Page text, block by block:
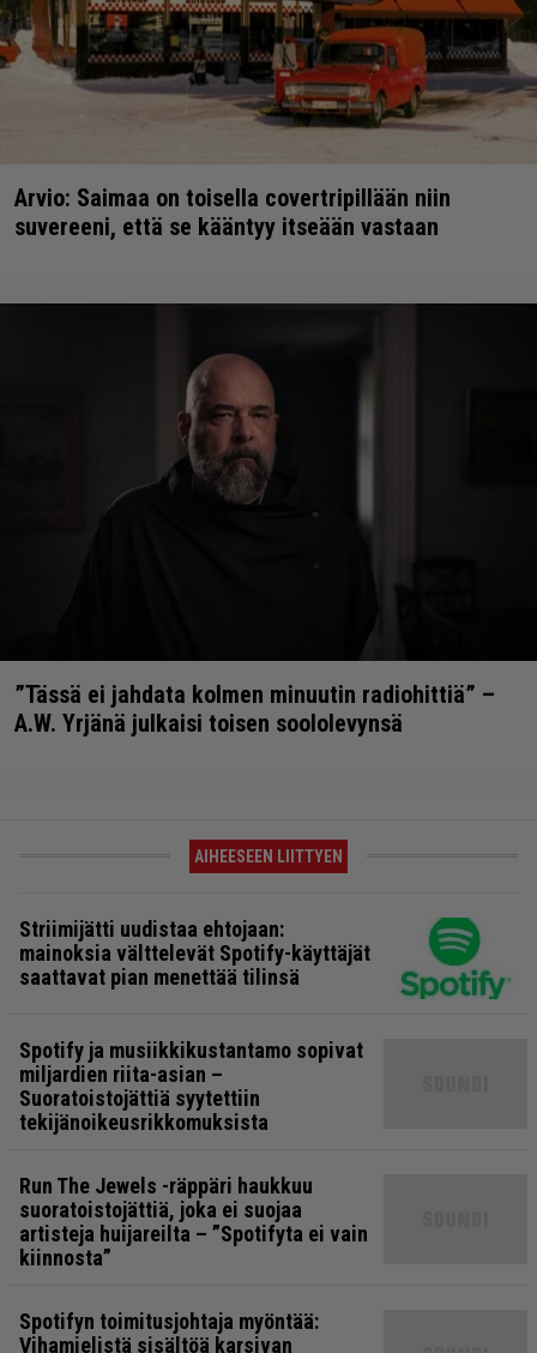
Arvio: Saimaa on toisella covertripillään niin
suvereeni, että se kääntyy itseään vastaan
”Tässä ei jahdata kolmen minuutin radiohittiä” –
A.W. Yrjänä julkaisi toisen soololevynsä
AIHEESEEN LIITTYEN
Striimijätti uudistaa ehtojaan:
mainoksia välttelevät Spotify-käyttäjät
saattavat pian menettää tilinsä
Spotify ja musiikkikustantamo sopivat
miljardien riita-asian –
Suoratoistojättiä syytettiin
tekijänoikeusrikkomuksista
Run The Jewels -räppäri haukkuu
suoratoistojättiä, joka ei suojaa
artisteja huijareilta – ”Spotifyta ei vain
kiinnosta”
Spotifyn toimitusjohtaja myöntää:
Vihamielistä sisältöä karsivan